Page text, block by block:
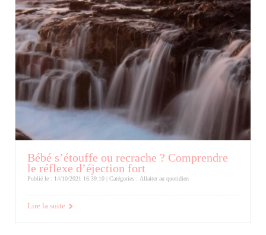
Bébé s’étouffe ou recrache ? Comprendre
le réflexe d’éjection fort
Publié le : 14/10/2021 16:39:10 | Catégories : Allaiter au quotidien
Lire la suite